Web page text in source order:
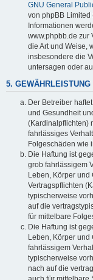
GNU General
von phpBB Limited
Informationen
www.phpbb.de zur
die Art und Weise,
insbesondere die
untersagen oder
5. GEWÄHRLEISTUNG
Der Betreiber
und Gesundheit
(Kardinalpflichten)
fahrlässiges
Folgeschäden wie
Die Haftung ist
grob fahrlässigem
Leben, Körper und
Vertragspflichten
typischerweise
auf die
für mittelbare
Die Haftung ist
Leben, Körper und
fahrlässigem
typischerweise
nach auf die